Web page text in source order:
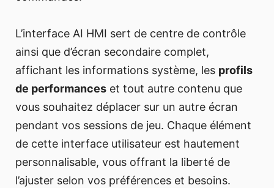
L’interface AI HMI sert de centre de contrôle
ainsi que d’écran secondaire complet,
affichant les informations système, les profils
de performances et tout autre contenu que
vous souhaitez déplacer sur un autre écran
pendant vos sessions de jeu. Chaque élément
de cette interface utilisateur est hautement
personnalisable, vous offrant la liberté de
l’ajuster selon vos préférences et besoins.